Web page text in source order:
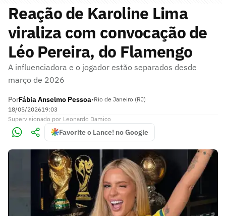
Reação de Karoline Lima
viraliza com convocação de
Léo Pereira, do Flamengo
A influenciadora e o jogador estão separados desde
março de 2026
PorFábia Anselmo Pessoa•Rio de Janeiro (RJ)
18/05/202619:03
Supervisionado por Leonardo Damico
Favorite o Lance! no Google